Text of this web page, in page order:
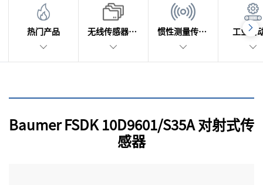
热门产品 无线传感器及数据采集 惯性测量传感器 工业自
Baumer FSDK 10D9601/S35A 对射式传
感器